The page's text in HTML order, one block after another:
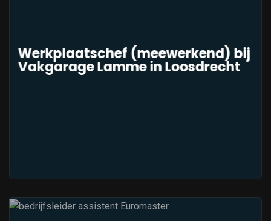
Werkplaatschef (meewerkend) bij
Vakgarage Lamme in Loosdrecht